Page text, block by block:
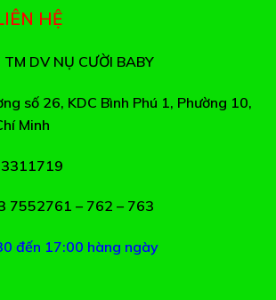
HỆ
DV NỤ CƯỜI BABY
số 26, KDC Bình Phú 1, Phường 10,
Minh
7552761 – 762 – 763
đến 17:00 hàng ngày